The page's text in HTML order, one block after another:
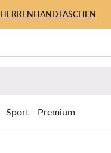
HERRENHANDTASCHEN
Sport Premium